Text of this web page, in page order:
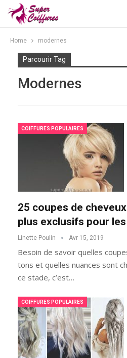
Home modernes
Parcourir Tag
Modernes
COIFFURES POPULAIRES
25 coupes de
plus exclusifs pour
Linette Poulin Avr 15, 2019
Besoin de savoir quelles
tons et quelles nuances sont
ce stade, c’est…
COIFFURES POPULAIRES